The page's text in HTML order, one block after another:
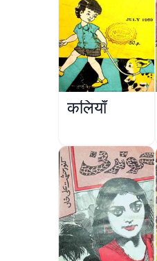
कलियाँ